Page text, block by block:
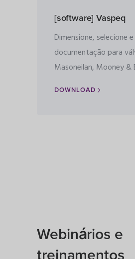
[software] Vaspeq
Dimensione, selecione
documentação para
Masoneilan, Mooney &
DOWNLOAD
Webinários e